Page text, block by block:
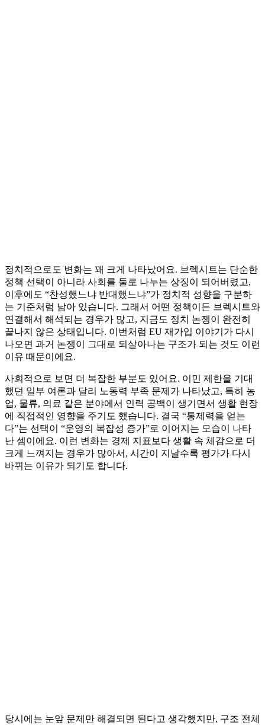
정치적으로도 변화는 꽤 크게 나타났어요. 브렉시트는 단순한
정책 선택이 아니라 사회를 둘로 나누는 상징이 되어버렸고,
이후에도 “찬성했느냐 반대했느냐”가 정치적 성향을 구분하
는 기준처럼 남아 있습니다. 그래서 어떤 정책이든 브렉시트와
연결해서 해석되는 경우가 많고, 지금도 정치 논쟁이 완전히
끝나지 않은 상태입니다. 이번처럼 EU 재가입 이야기가 다시
나오면 과거 논쟁이 그대로 되살아나는 구조가 되는 것도 이런
이유 때문이에요.
사회적으로 보면 더 복잡한 부분도 있어요. 이민 제한을 기대
했던 일부 여론과 달리 노동력 부족 문제가 나타났고, 특히 농
업, 물류, 의료 같은 분야에서 인력 공백이 생기면서 생활 현장
에 직접적인 영향을 주기도 했습니다. 결국 “통제력을 얻는
다”는 선택이 “운영의 복잡성 증가”로 이어지는 모습이 나타
난 셈이에요. 이런 변화는 경제 지표보다 생활 속 체감으로 더
크게 느껴지는 경우가 많아서, 시간이 지날수록 평가가 다시
바뀌는 이유가 되기도 합니다.
당시에는 눈앞 문제만 해결되면 된다고 생각했지만, 구조 전체